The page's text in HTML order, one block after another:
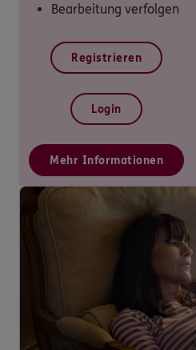
Bearbeitung verfolgen
Registrieren
Login
Mehr Informationen